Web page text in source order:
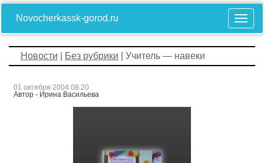
Novocherkassk-gorod.ru
Новости Без рубрики | Учитель — навеки
01 октября 2004 08:20
Автор - Ирина Васильева